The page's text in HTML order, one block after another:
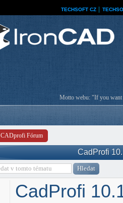
TECHSOFT CZ
Motto webu: "If you want
CADprofi Fórum
CadProfi
CadProfi